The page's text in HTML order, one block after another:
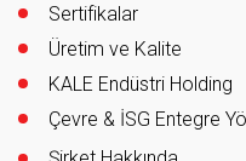
Sertifikalar
Üretim ve Kalite
KALE Endüstri Holding
Çevre & İSG Entegre